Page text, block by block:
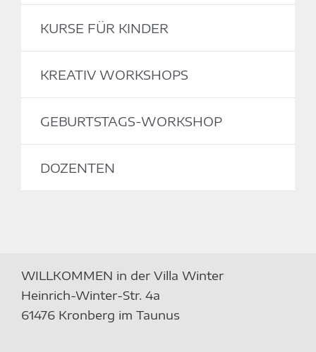
KURSE FÜR KINDER
KREATIV WORKSHOPS
GEBURTSTAGS-WORKSHOP
DOZENTEN
WILLKOMMEN in der Villa Winter
Heinrich-Winter-Str. 4a
61476 Kronberg im Taunus